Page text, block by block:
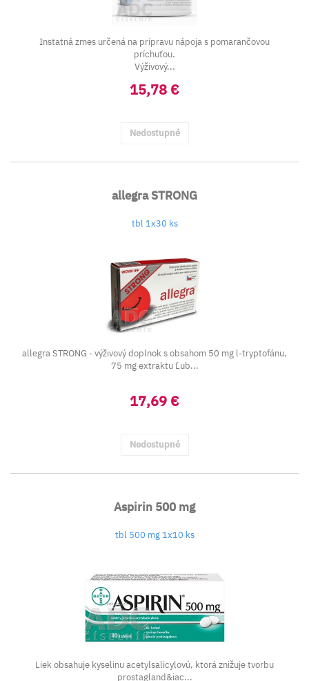
Instatná zmes určená na prípravu nápoja s pomarančovou
príchuťou.
Výživový...
15,78 €
Nedostupné
allegra STRONG
tbl 1x30 ks
allegra STRONG - výživový doplnok s obsahom 50 mg l-tryptofánu,
75 mg extraktu Ľub...
17,69 €
Nedostupné
Aspirin 500 mg
tbl 500 mg 1x10 ks
Liek obsahuje kyselinu acetylsalicylovú, ktorá znižuje tvorbu
prostagland&iac...